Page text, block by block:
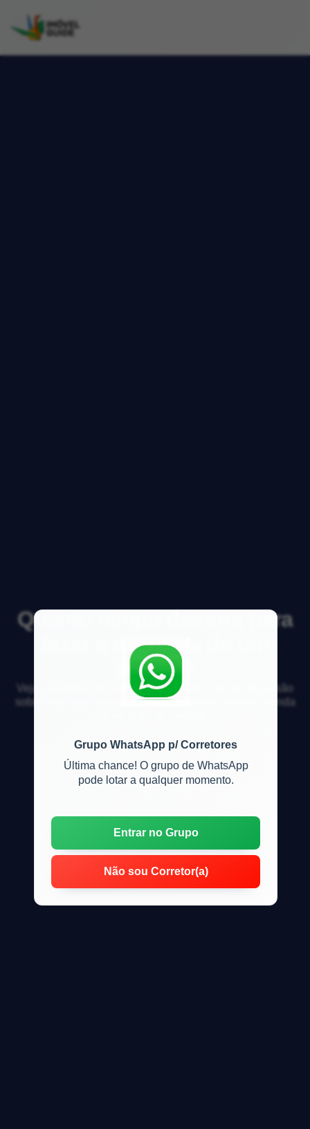
Grupo WhatsApp p/ Corretores
Última chance! O grupo de WhatsApp
pode lotar a qualquer momento.
Entrar no Grupo
Não sou Corretor(a)
Quanto tempo demora para
fazer a escritura de um
imóvel?
Veja respostas de especialistas e participe da discussão
sobre mercado imobiliário, financiamento, compra, venda